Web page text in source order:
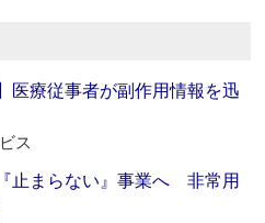
医療従事者が副作用情報を迅
ス
止まらない』事業へ 非常用